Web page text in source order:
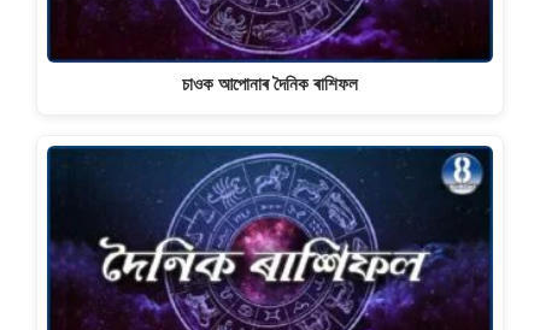
চাওক আপোনাৰ দৈনিক ৰাশিফল